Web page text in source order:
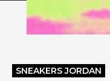
SNEAKERS JORDAN